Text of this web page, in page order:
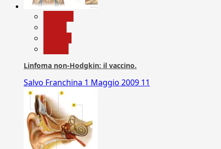
Linfoma non-Hodgkin: il vaccino.
Salvo Franchina 1 Maggio 2009 11